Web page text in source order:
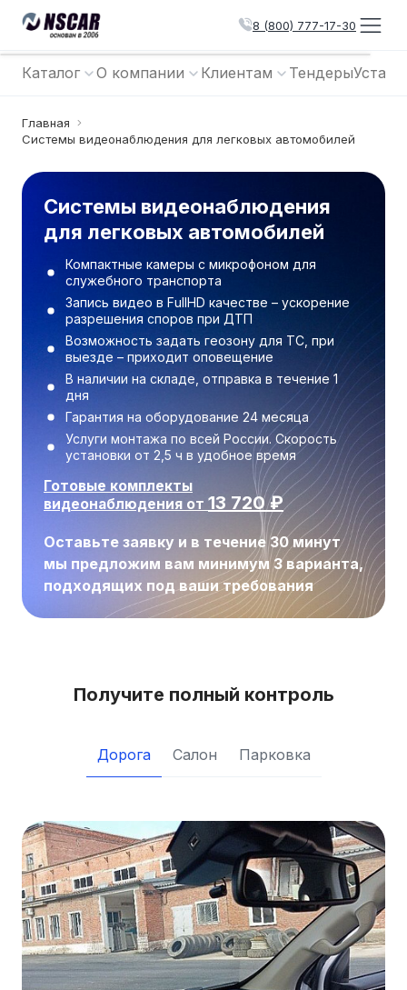
8 (800) 777-17-30
Каталог О компании Клиентам Тендеры
Главная
Системы видеонаблюдения для легковых автомобилей
Системы видеонаблюдения
для легковых автомобилей
Компактные камеры с микрофоном для
служебного транспорта
Запись видео в FullHD качестве – ускорение
разрешения споров при ДТП
Возможность задать геозону для ТС, при
выезде – приходит оповещение
В наличии на складе, отправка в течение 1
дня
Гарантия на оборудование 24 месяца
Услуги монтажа по всей России. Скорость
установки от 2,5 ч в удобное время
Готовые комплекты
видеонаблюдения от 13 720₽
Оставьте заявку и в течение 30 минут
мы предложим вам минимум 3 варианта,
подходящих под ваши требования
Получите полный контроль
Дорога Салон Парковка